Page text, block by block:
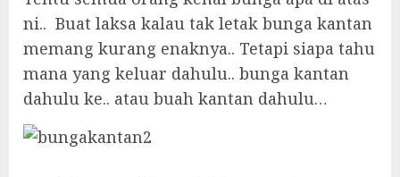
ni.. Buat laksa kalau tak letak bunga kantan
memang kurang enaknya.. Tetapi siapa tahu
mana yang keluar dahulu.. bunga kantan
dahulu ke.. atau buah kantan dahulu…